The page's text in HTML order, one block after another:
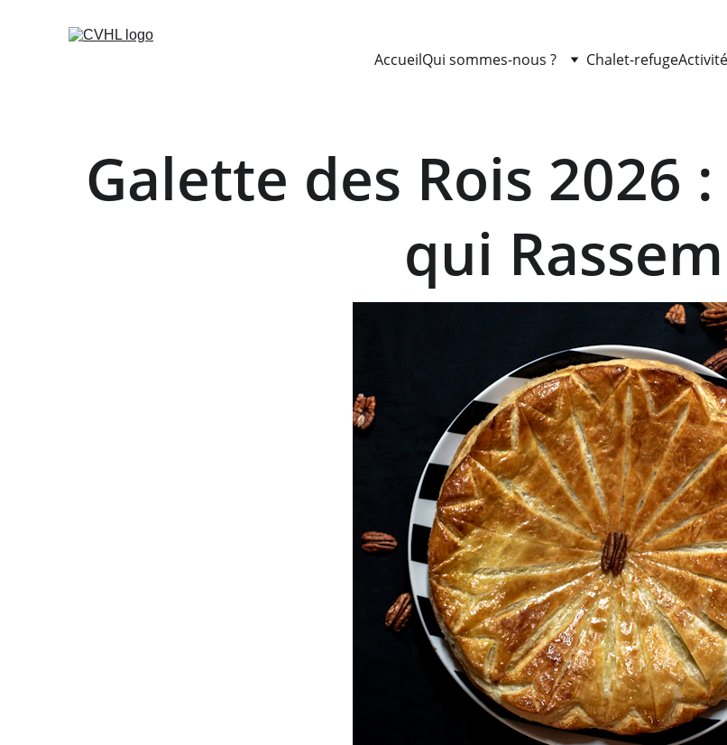
AccueilQui sommes-nous ? Chalet-refuge
Galette des Rois 2026
qui